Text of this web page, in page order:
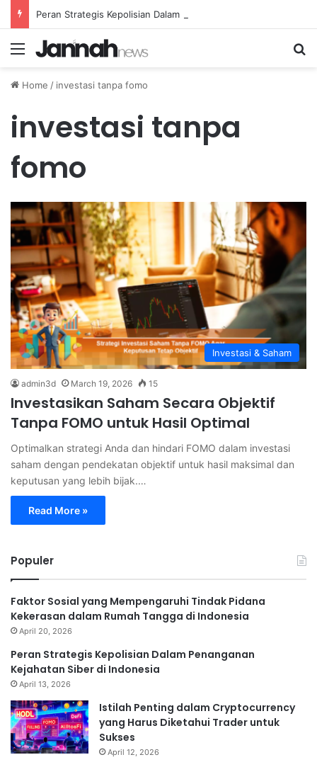
Menu
Home / investasi tanpa fomo
investasi tanpa
fomo
Investasi & Saham
admin3d March 19, 2026 15
Investasikan Saham Secara Objektif
Tanpa FOMO untuk Hasil Optimal
Optimalkan strategi Anda dan hindari FOMO dalam investasi
saham dengan pendekatan objektif untuk hasil maksimal dan
keputusan yang lebih bijak.…
Read More »
Populer
Faktor Sosial yang Mempengaruhi Tindak Pidana
Kekerasan dalam Rumah Tangga di Indonesia
April 20, 2026
Peran Strategis Kepolisian Dalam Penanganan
Kejahatan Siber di Indonesia
April 13, 2026
Istilah Penting dalam Cryptocurrency
yang Harus Diketahui Trader untuk
Sukses
April 12, 2026